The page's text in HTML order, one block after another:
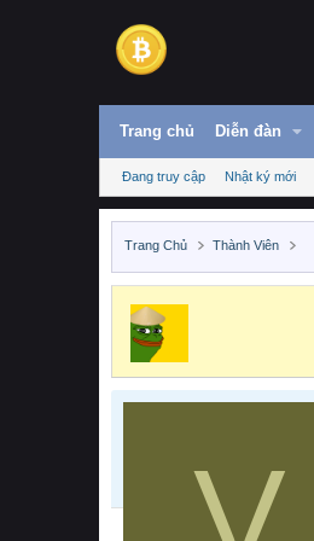
Trang chủ Diễn đàn
Đang truy cập Nhật ký mới
Trang Chủ Thành Viên